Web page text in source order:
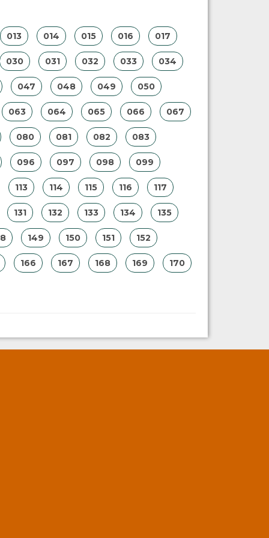
013 014 015 016 017
030 031 032 033 034
047 048 049 050
063 064 065 066 067
080 081 082 083
096 097 098 099
113 114 115 116 117
131 132 133 134 135
149 150 151 152
166 167 168 169 170